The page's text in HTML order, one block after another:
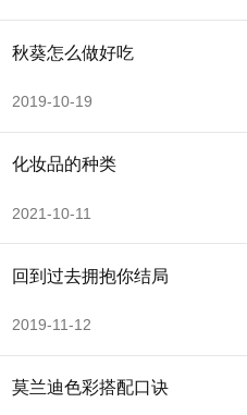
秋葵怎么做好吃
2019-10-19
化妆品的种类
2021-10-11
回到过去拥抱你结局
2019-11-12
莫兰迪色彩搭配口诀